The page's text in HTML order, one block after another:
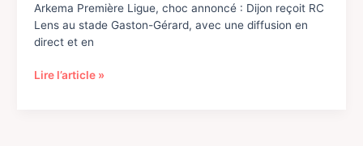
Arkema Première Ligue, choc annoncé : Dijon reçoit RC
Lens au stade Gaston-Gérard, avec une diffusion en
direct et en
Arkema
Lire l’article »